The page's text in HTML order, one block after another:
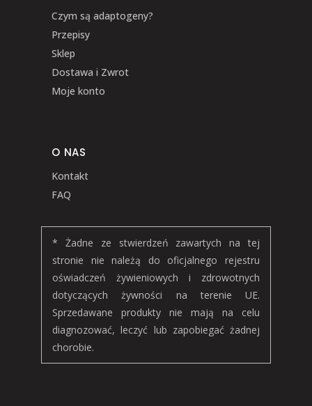
Czym są adaptogeny?
Przepisy
Sklep
Dostawa i Zwrot
Moje konto
O NAS
Kontakt
FAQ
* Żadne ze stwierdzeń zawartych na tej
stronie nie należą do oficjalnego rejestru
oświadczeń żywieniowych i zdrowotnych
dotyczących żywności na terenie UE.
Sprzedawane produkty nie mają na celu
diagnozować, leczyć lub zapobiegać żadnej
chorobie.